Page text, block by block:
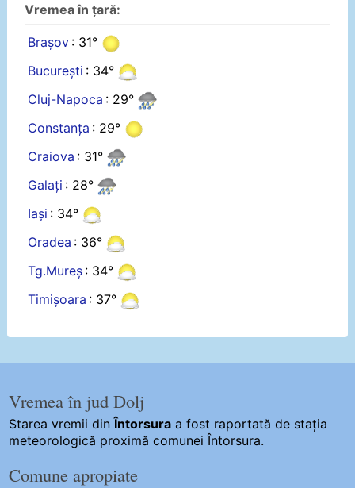
Vremea în țară:
Brașov : 31°
București : 34°
Cluj-Napoca : 29°
Constanța : 29°
Craiova : 31°
Galați : 28°
Iași : 34°
Oradea : 36°
Tg.Mureș : 34°
Timișoara : 37°
Vremea în jud Dolj
Starea vremii dinÎntorsura a fost raportată de stația
meteorologică proximă comunei Întorsura.
Comune apropiate